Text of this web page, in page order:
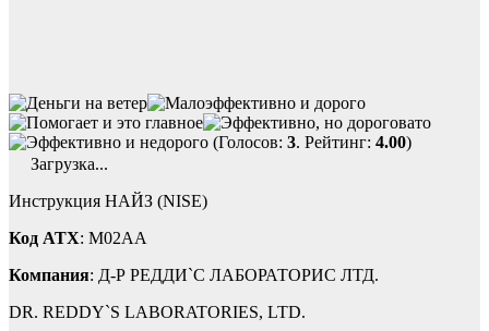
(Голосов: 3. Рейтинг: 4.00)
Загрузка...
Инструкция НАЙЗ (NISE)
Код ATX: M02AA
Компания: Д-Р РЕДДИ`С ЛАБОРАТОРИС ЛТД.
DR. REDDY`S LABORATORIES, LTD.